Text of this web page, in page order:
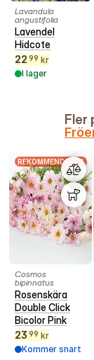
Lavandula
angustifolia
Lavendel
Hidcote
22 99 kr
I lager
Fler
REKOMMENDERAS
Cosmos
bipinnatus
Rosenskära
Double Click
Bicolor Pink
23 99 kr
Kommer snart